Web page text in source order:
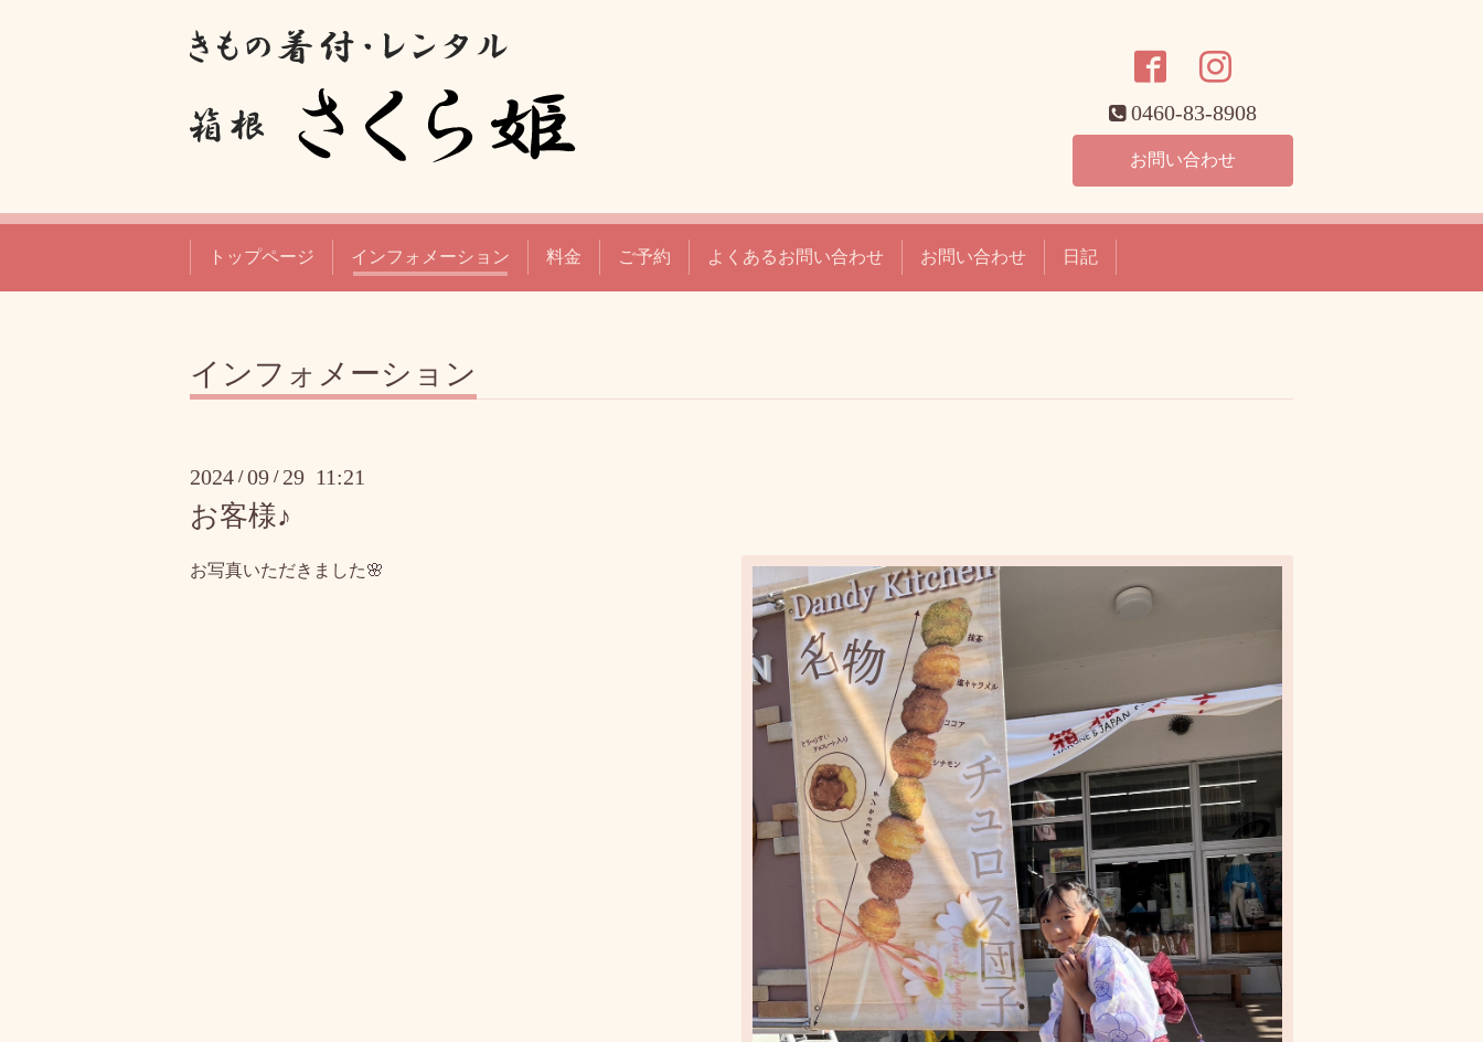
0460-83-8908
お問い合わせ
トップページ インフォメーション 料金 ご予約 よくあるお問い合わせ お問い合わせ 日記
インフォメーション
2024 /09 / 29 11:21
お客様♪
お写真いただきました🌸